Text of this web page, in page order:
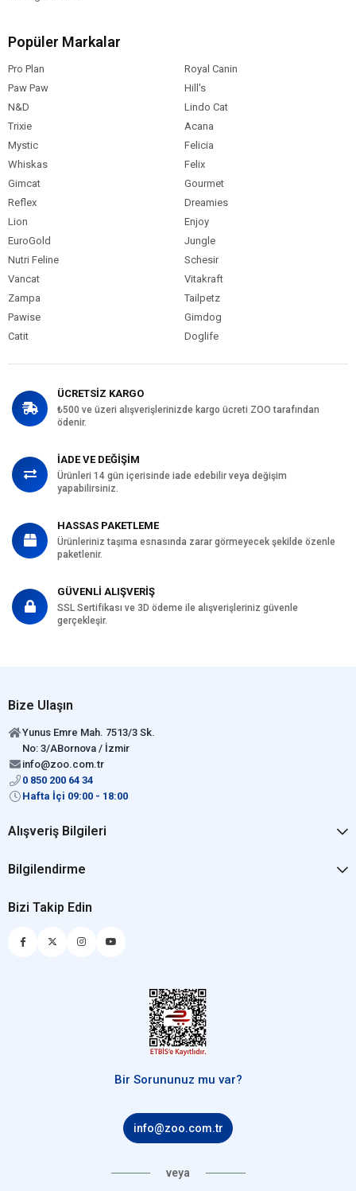
Popüler Markalar
Pro Plan
Royal Canin
Paw Paw
Hill's
N&D
Lindo Cat
Trixie
Acana
Mystic
Felicia
Whiskas
Felix
Gimcat
Gourmet
Reflex
Dreamies
Lion
Enjoy
EuroGold
Jungle
Nutri Feline
Schesir
Vancat
Vitakraft
Zampa
Tailpetz
Pawise
Gimdog
Catit
Doglife
ÜCRETSİZ KARGO
₺500 ve üzeri alışverişlerinizde kargo ücreti ZOO tarafından
ödenir.
İADE VE DEĞİŞİM
Ürünleri 14 gün içerisinde iade edebilir veya değişim
yapabilirsiniz.
HASSAS PAKETLEME
Ürünleriniz taşıma esnasında zarar görmeyecek şekilde özenle
paketlenir.
GÜVENLİ ALIŞVERİŞ
SSL Sertifikası ve 3D ödeme ile alışverişleriniz güvenle
gerçekleşir.
Bize Ulaşın
Yunus Emre Mah. 7513/3 Sk.
No: 3/ABornova / İzmir
info@zoo.com.tr
0 850 200 64 34
Hafta İçi 09:00 - 18:00
Alışveriş Bilgileri
Bilgilendirme
Bizi Takip Edin
Bir Sorununuz mu var?
info@zoo.com.tr
veya